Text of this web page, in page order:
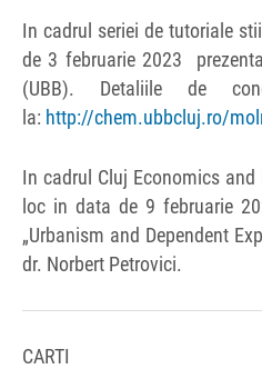
In cadrul seriei de tutoriale
de 3 februarie 2023
(UBB). Detaliile de
la: http://chem.ubbcluj.ro/
In cadrul Cluj Economics
loc in data de 9 februarie
„Urbanism and Dependent
dr. Norbert Petrovici.
CARTI